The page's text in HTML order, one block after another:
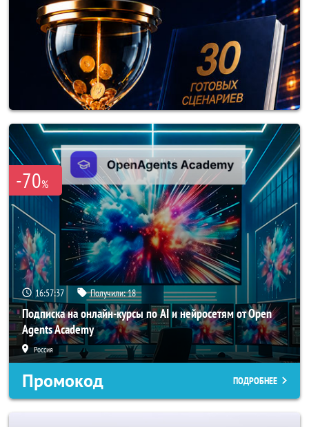
-70%
16:57:34 Получили:18
Подписка на онлайн-курсы по AI и нейросетям от Open
Agents Academy
Россия
Промокод ПОДРОБНЕЕ